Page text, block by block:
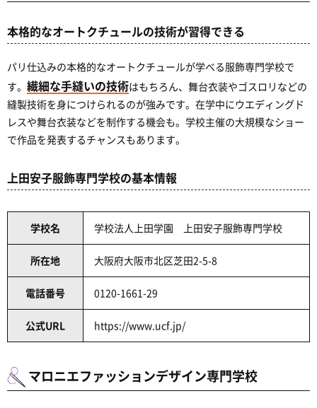
本格的なオートクチュールの技術が習得できる
パリ仕込みの本格的なオートクチュールが学べる服飾専門学校で
す。 繊細な手縫いの技術はもちろん、舞台衣装やゴスロリなどの
縫製技術を身につけられるのが強みです。在学中にウエディングド
レスや舞台衣装などを制作する機会も。学校主催の大規模なショー
で作品を発表するチャンスもあります。
上田安子服飾専門学校の基本情報
学校名 学校法人上田学園 上田安子服飾専門学校
所在地 大阪府大阪市北区芝田2-5-8
電話番号 0120-1661-29
公式URL https://www.ucf.jp/
マロニエファッションデザイン専門学校